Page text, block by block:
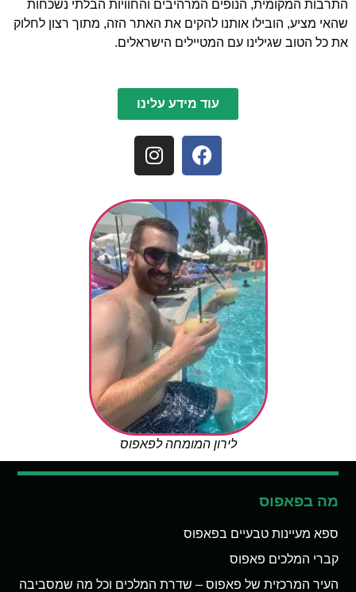
התרבות המקומית, הנופים המרהיבים והחוויות הבלתי נשכחות
שהאי מציע, הובילו אותנו להקים את האתר הזה, מתוך רצון לחלוק
את כל הטוב שגילינו עם המטיילים הישראלים.
עוד מידע עלינו
לירון המומחה לפאפוס
מה בפאפוס
ספא מעיינות טבעיים בפאפוס
קברי המלכים פאפוס
העיר המרכזית של פאפוס – שדרת המלכים וכל מה שמסביבה